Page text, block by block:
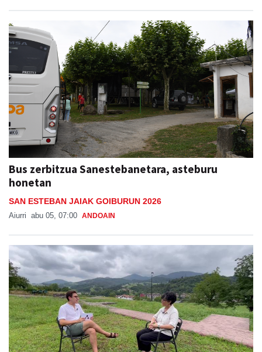
Bus zerbitzua Sanestebanetara, asteburu
honetan
SAN ESTEBAN JAIAK GOIBURUN 2026
Aiurri abu 05, 07:00 ANDOAIN